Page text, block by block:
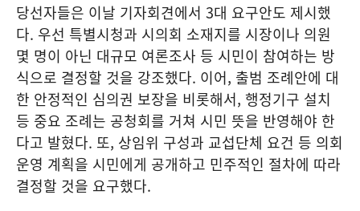
당선자들은 이날 기자회견에서 3대 요구안도 제시했
다. 우선 특별시청과 시의회 소재지를 시장이나 의원
몇 명이 아닌 대규모 여론조사 등 시민이 참여하는 방
식으로 결정할 것을 강조했다. 이어, 출범 조례안에 대
한 안정적인 심의권 보장을 비롯해서, 행정기구 설치
등 중요 조례는 공청회를 거쳐 시민 뜻을 반영해야 한
다고 발혔다. 또, 상임위 구성과 교섭단체 요건 등 의회
운영 계획을 시민에게 공개하고 민주적인 절차에 따라
결정할 것을 요구했다.